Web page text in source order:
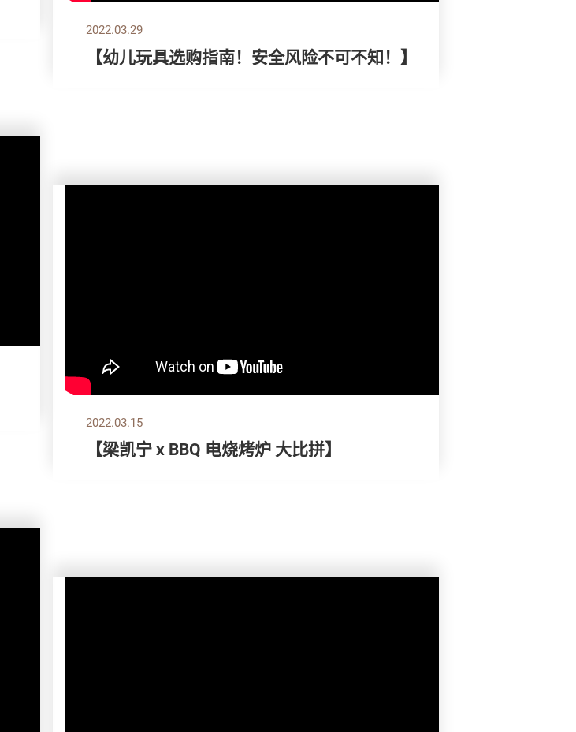
2022.03.29
【幼儿玩具选购指南！安全风险不可不知！】
2022.03.15
【梁凯宁 x BBQ 电烧烤炉 大比拼】